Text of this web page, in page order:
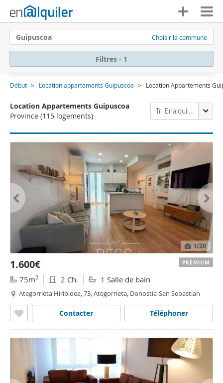
Guipuscoa Choisir la commune
Filtres - 1
Début Location appartements Guipuscoa Location Appartements
Location Appartements Guipuscoa
Province (115 logements)
Tri Enalquiler
1/20
1.600€
75m2 2 Ch. 1 Salle de bain
Ategorrieta Hiribidea, 73, Ategorrieta, Donostia-San Sebastian
Téléphoner
Contacter
PREMIUM